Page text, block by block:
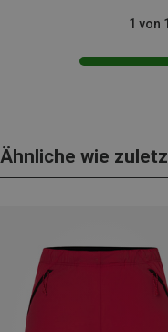
1 von
Ähnliche wie